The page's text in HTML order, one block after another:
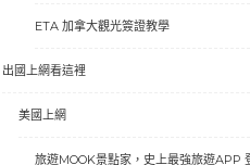
ETA 加拿大觀光簽證教學
出國上網看這裡
美國上網
旅遊MOOK景點家，史上最強旅遊APP